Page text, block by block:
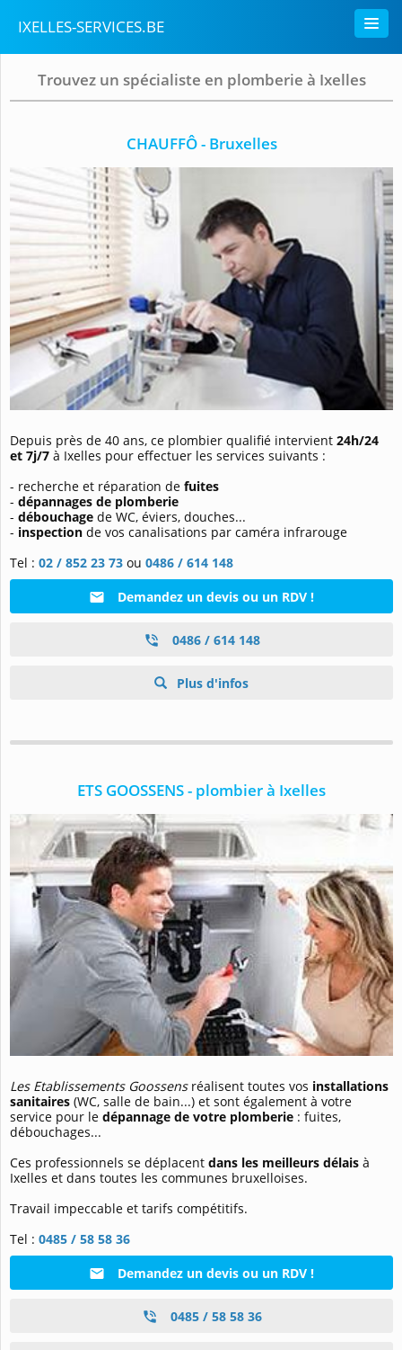
IXELLES-SERVICES.BE
Trouvez un spécialiste en plomberie à Ixelles
CHAUFFÔ - Bruxelles
Depuis près de 40 ans, ce plombier qualifié intervient 24h/24
et 7j/7 à Ixelles pour effectuer les services suivants :
- recherche et réparation de fuites
- dépannages de plomberie
- débouchage de WC, éviers, douches...
- inspection de vos canalisations par caméra infrarouge
Tel : 02 / 852 23 73 ou 0486 / 614 148
Demandez un devis ou un RDV !
0486 / 614 148
Plus d'infos
ETS GOOSSENS - plombier à Ixelles
Les Etablissements Goossens réalisent toutes vos installations
sanitaires (WC, salle de bain...) et sont également à votre
service pour le dépannage de votre plomberie : fuites,
débouchages...
Ces professionnels se déplacent dans les meilleurs délais à
Ixelles et dans toutes les communes bruxelloises.
Travail impeccable et tarifs compétitifs.
Tel : 0485 / 58 58 36
Demandez un devis ou un RDV !
0485 / 58 58 36